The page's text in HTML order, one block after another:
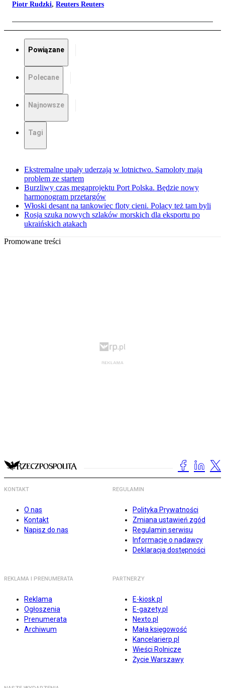
Piotr Rudzki, Reuters Reuters
Powiązane
Polecane
Najnowsze
Tagi
Ekstremalne upały uderzają w lotnictwo. Samoloty mają
problem ze startem
Burzliwy czas megaprojektu Port Polska. Będzie nowy
harmonogram przetargów
Włoski desant na tankowiec floty cieni. Polacy też tam byli
Rosja szuka nowych szlaków morskich dla eksportu po
ukraińskich atakach
Promowane treści
KONTAKT
O nas
Kontakt
Napisz do nas
REGULAMIN
Polityka Prywatności
Zmiana ustawień zgód
Regulamin serwisu
Informacje o nadawcy
Deklaracja dostępności
REKLAMA I PRENUMERATA
Reklama
Ogłoszenia
Prenumerata
Archiwum
PARTNERZY
E-kiosk.pl
E-gazety.pl
Nexto.pl
Mała księgowość
Kancelarierp.pl
Wieści Rolnicze
Życie Warszawy